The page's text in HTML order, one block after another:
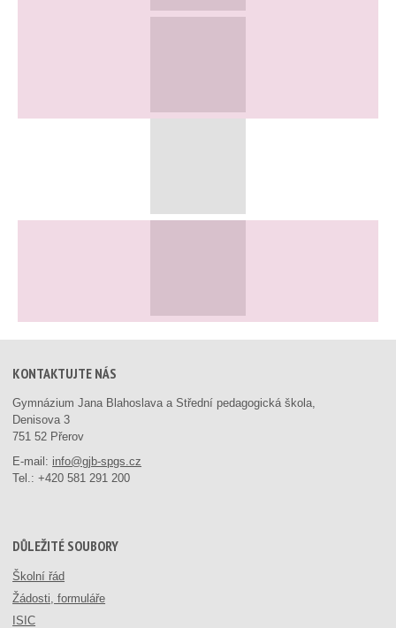
KONTAKTUJTE NÁS
Gymnázium Jana Blahoslava a Střední pedagogická škola,
Denisova 3
751 52 Přerov
E-mail: info@gjb-spgs.cz
Tel.:+420 581 291 200
DŮLEŽITÉ SOUBORY
Školní řád
Žádosti, formuláře
ISIC